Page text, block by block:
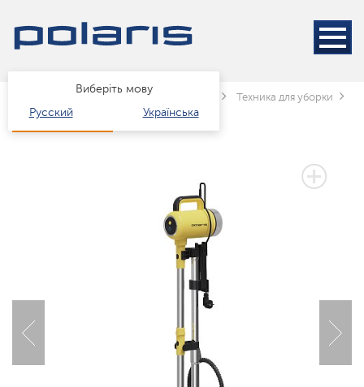
Виберіть мову
Русский
Українська
Каталог Техніка для дому Техника для уборки
3 РОКИ ГАРАНТІЇ